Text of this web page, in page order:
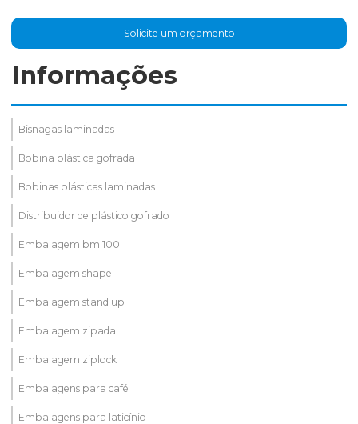
Solicite um orçamento
Informações
Bisnagas laminadas
Bobina plástica gofrada
Bobinas plásticas laminadas
Distribuidor de plástico gofrado
Embalagem bm 100
Embalagem shape
Embalagem stand up
Embalagem zipada
Embalagem ziplock
Embalagens para café
Embalagens para laticínio